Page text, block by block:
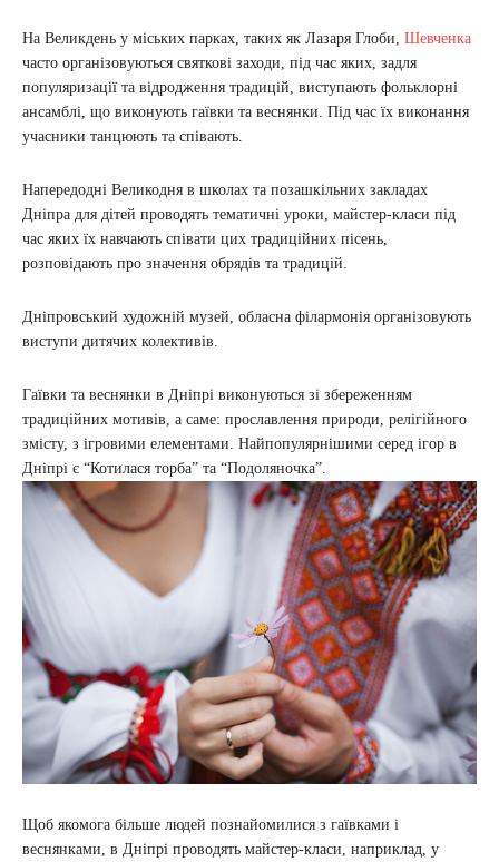
На Великдень у міських парках, таких як Лазаря Глоби, Шевченка
часто організовуються святкові заходи, під час яких, задля
популяризації та відродження традицій, виступають фольклорні
ансамблі, що виконують гаївки та веснянки. Під час їх виконання
учасники танцюють та співають.
Напередодні Великодня в школах та позашкільних закладах
Дніпра для дітей проводять тематичні уроки, майстер-класи під
час яких їх навчають співати цих традиційних пісень,
розповідають про значення обрядів та традицій.
Дніпровський художній музей, обласна філармонія організовують
виступи дитячих колективів.
Гаївки та веснянки в Дніпрі виконуються зі збереженням
традиційних мотивів, а саме: прославлення природи, релігійного
змісту, з ігровими елементами. Найпопулярнішими серед ігор в
Дніпрі є “Котилася торба” та “Подоляночка”.
Щоб якомога більше людей познайомилися з гаївками і
веснянками, в Дніпрі проводять майстер-класи, наприклад, у